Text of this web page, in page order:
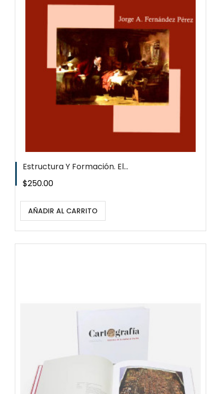
Estructura Y Formación. El...
Precio
$250.00
AÑADIR AL CARRITO